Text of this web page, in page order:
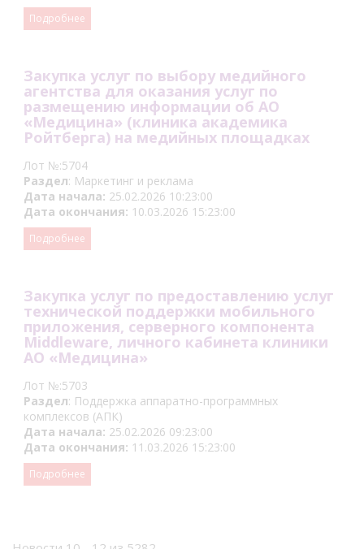
Подробнее
Закупка услуг по выбору медийного
агентства для оказания услуг по
размещению информации об АО
«Медицина» (клиника академика
Ройтберга) на медийных площадках
Лот №:5704
Раздел: Маркетинг и реклама
Дата начала: 25.02.2026 10:23:00
Дата окончания: 10.03.2026 15:23:00
Подробнее
Закупка услуг по предоставлению услуг
технической поддержки мобильного
приложения, серверного компонента
Middleware, личного кабинета клиники
АО «Медицина»
Лот №:5703
Раздел: Поддержка аппаратно-программных
комплексов (АПК)
Дата начала: 25.02.2026 09:23:00
Дата окончания: 11.03.2026 15:23:00
Подробнее